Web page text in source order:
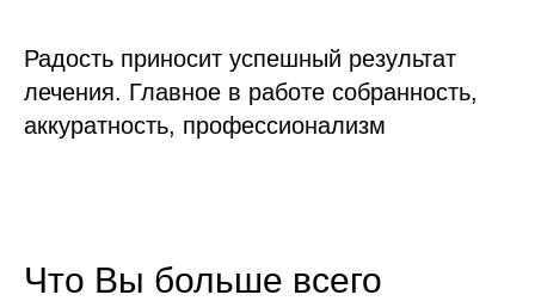
Радость приносит успешный результат
лечения. Главное в работе собранность,
аккуратность, профессионализм
Что Вы больше всего